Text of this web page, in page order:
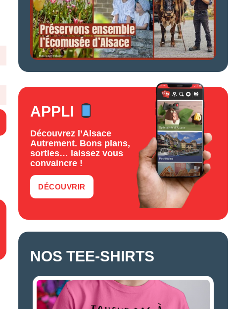
APPLI
Découvrez l’Alsace
Autrement. Bons plans,
sorties… laissez vous
convaincre !
DÉCOUVRIR
NOS TEE-SHIRTS